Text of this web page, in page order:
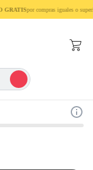
GRATISpor compras iguales o